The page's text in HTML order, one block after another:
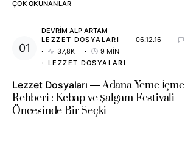
ÇOK OKUNANLAR
DEVRIM ALP ARTAM
LEZZET DOSYALARI
06.12.16
37,8K
9 MIN
LEZZET DOSYALARI
Lezzet Dosyaları
Adana Yeme İçme
Rehberi : Kebap ve Şalgam Festivali
Öncesinde Bir Seçki